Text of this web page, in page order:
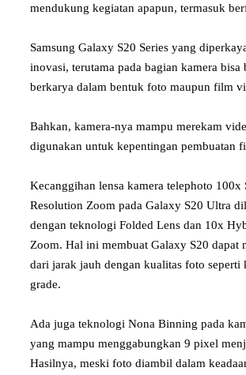
mendukung kegiatan apapun, termasuk
Samsung Galaxy S20 Series yang
inovasi, terutama pada bagian kamera bisa
berkarya dalam bentuk foto maupun film
Bahkan, kamera-nya mampu merekam
digunakan untuk kepentingan pembuatan
Kecanggihan lensa kamera telephoto 100x
Resolution Zoom pada Galaxy S20 Ultra
dengan teknologi Folded Lens dan 10x
Zoom. Hal ini membuat Galaxy S20 dapat
dari jarak jauh dengan kualitas foto seperti
grade.
Ada juga teknologi Nona Binning pada
yang mampu menggabungkan 9 pixel
Hasilnya, meski foto diambil dalam